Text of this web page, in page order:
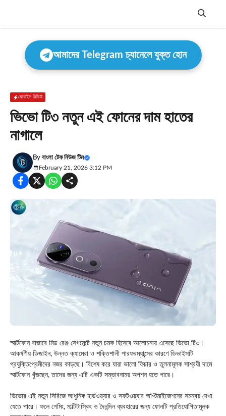
Menu
আমাদের Telegram চ্যানেলে যুক্ত হোন
মোবাইল রিভিউ
ভিভো টি৩ নতুন এই ফোনের দাম হাতের
নাগালে
By বাংলা টেক নিউজ টিম
February 21, 2026 3:12 PM
স্মার্টফোন বাজারে মিড রেঞ্জ সেগমেন্টে নতুন চমক হিসেবে আলোচনায় এসেছে ভিভো টি৩।
আকর্ষণীয় ডিজাইন, উন্নত ক্যামেরা ও শক্তিশালী পারফরম্যান্সের কারণে ডিভাইসটি
প্রযুক্তিপ্রেমীদের নজর কাড়ছে। বিশেষ করে যারা ভালো ফিচার ও তুলনামূলক সাশ্রয়ী দামে
স্মার্টফোন খুঁজছেন, তাদের জন্য এটি একটি সম্ভাবনাময় অপশন হতে পারে।
ভিভোর এই নতুন সিরিজে আধুনিক হার্ডওয়্যার ও সফটওয়্যার অপ্টিমাইজেশনের সমন্বয় দেখা
যেতে পারে। ফলে গেমিং, মাল্টিটাস্কিং ও দৈনন্দিন ব্যবহারের জন্য ফোনটি প্রতিযোগিতামূলক